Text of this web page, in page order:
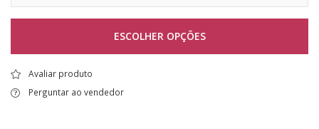
ESCOLHER OPÇÕES
Avaliar produto
Perguntar ao vendedor